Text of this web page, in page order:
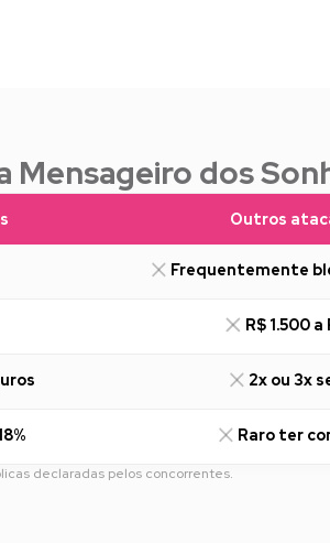
Mensageiro dos
Outros
Frequentemente
R$ 1.500
2x ou 3x
Raro ter
declaradas pelos concorrentes.